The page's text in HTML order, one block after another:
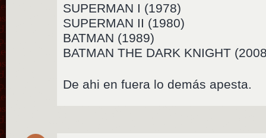
SUPERMAN I (1978)
SUPERMAN II (1980)
BATMAN (1989)
BATMAN THE DARK KNIGHT
De ahi en fuera lo demás apesta.